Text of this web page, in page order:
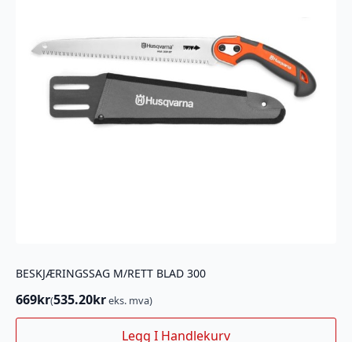
BESKJÆRINGSSAG M/RETT BLAD 300
669kr(535.20kreks. mva)
Legg I Handlekurv